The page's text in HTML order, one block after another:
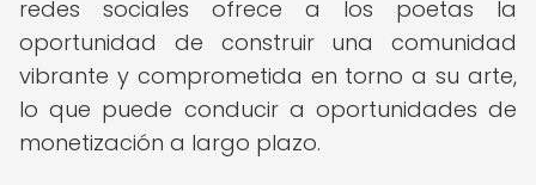
redes sociales ofrece a los poetas la
oportunidad de construir una comunidad
vibrante y comprometida en torno a su arte,
lo que puede conducir a oportunidades de
monetización a largo plazo.